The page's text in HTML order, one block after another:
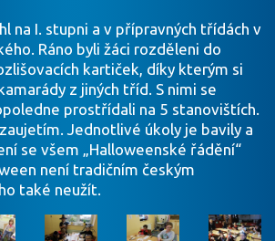
na I. stupni a v přípravných třídách v
Ráno byli žáci rozděleni do
kartiček, díky kterým si
z jiných tříd. S nimi se
prostřídali na 5 stanovištích.
Jednotlivé úkoly je bavily a
se všem „Halloweenské řádění“
není tradičním českým
také neužít.